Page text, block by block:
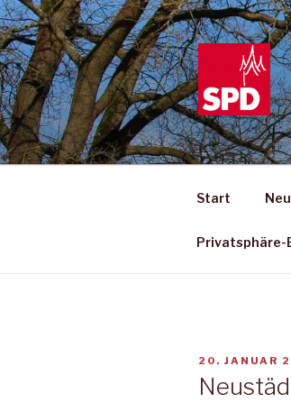
Zum
Inhalt
springen
Start
Privatsphäre-
20. JANUAR